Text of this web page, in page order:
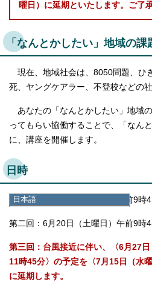
日本語
English
简体中文
繁體中文
曜日）に延期といたします。 ご了
「なんとかしたい」地域の課
現在、地域社会は、8050問題、ひ
死、ヤングケアラー、不登校などの
あなたの「なんとかしたい」地域
ってもらい協働することで、「なん
に、講座を開催します。
日時
第一回：6月13日（土曜日）午前9時
第二回：6月20日（土曜日）午前9時
第三回：台風接近に伴い、〈6月27
11時45分〉の予定を〈7月15日（水
に延期します。